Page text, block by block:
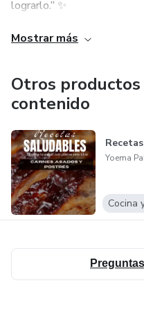
lograrlo.” ✨
Mostrar más
Otros
contenido
Yoema